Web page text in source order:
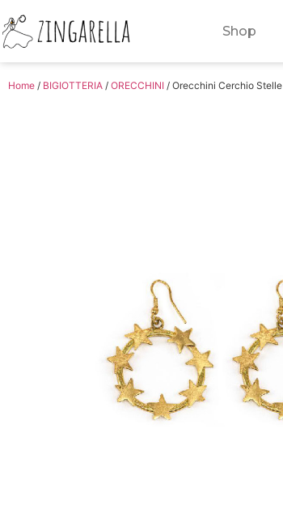
Shop
Home / BIGIOTTERIA / ORECCHINI / Orecchini Cerchio Stelle